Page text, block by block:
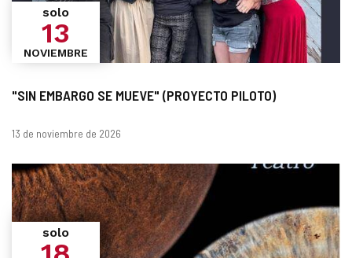
"SIN EMBARGO SE MUEVE" (PROYECTO PILOTO)
solo
13
NOVIEMBRE
Fechas
13 de noviembre de 2026
solo